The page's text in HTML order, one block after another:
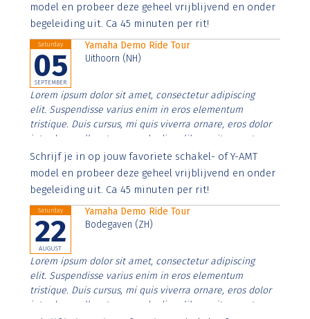
model en probeer deze geheel vrijblijvend en onder
begeleiding uit. Ca 45 minuten per rit!
Saturday
05
SEPTEMBER
Yamaha Demo Ride Tour
Uithoorn (NH)
Lorem ipsum dolor sit amet, consectetur adipiscing
elit. Suspendisse varius enim in eros elementum
tristique. Duis cursus, mi quis viverra ornare, eros dolor
interdum nulla, ut commodo diam libero vitae erat.
Aenean faucibus nibh et justo cursus id rutrum lorem
imperdiet. Nunc ut sem vitae risus tristique posuere.
Schrijf je in op jouw favoriete schakel- of Y-AMT
model en probeer deze geheel vrijblijvend en onder
begeleiding uit. Ca 45 minuten per rit!
Saturday
22
AUGUST
Yamaha Demo Ride Tour
Bodegaven (ZH)
Lorem ipsum dolor sit amet, consectetur adipiscing
elit. Suspendisse varius enim in eros elementum
tristique. Duis cursus, mi quis viverra ornare, eros dolor
interdum nulla, ut commodo diam libero vitae erat.